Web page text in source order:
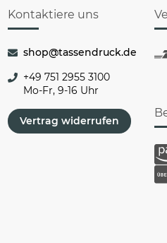
Kontaktiere uns
shop@tassendruck.de
+49 751 2955 3100
Mo-Fr, 9-16 Uhr
Vertrag widerrufen